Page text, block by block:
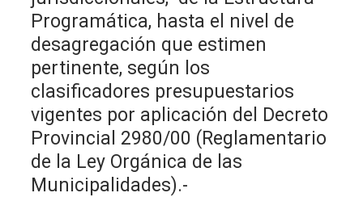
Programática, hasta el nivel de
desagregación que estimen
pertinente, según los
clasificadores presupuestarios
vigentes por aplicación del Decreto
Provincial 2980/00 (Reglamentario
de la Ley Orgánica de las
Municipalidades).-